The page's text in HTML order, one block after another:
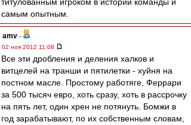
самым опытным.
amv -
02 ноя 2012 11:08
Все эти дробления и деления халков и
витцелей на транши и пятилетки - хуйня на
постном масле. Простому работяге, Феррари
за 500 тысяч евро, хоть сразу, хоть в рассрочку
на пять лет, один хрен не потянуть. Бомжи в
год зарабатывают, по их собственным словам,